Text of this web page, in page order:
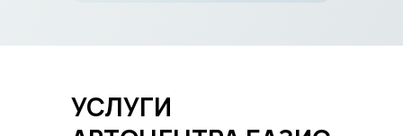
УСЛУГИ